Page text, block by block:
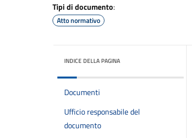
Tipi di documento:
Atto normativo
INDICE DELLA PAGINA
Documenti
Ufficio responsabile del
documento